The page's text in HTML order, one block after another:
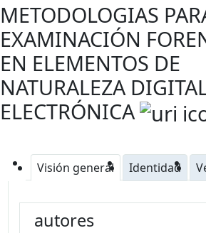
METODOLOGIAS
EXAMINACIÓN
EN ELEMENTOS DE
NATURALEZA
ELECTRÓNICA
Visión general Identidad
autores